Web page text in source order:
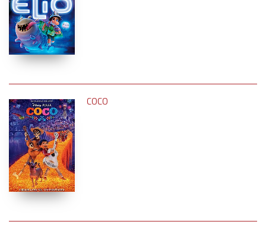
COCO